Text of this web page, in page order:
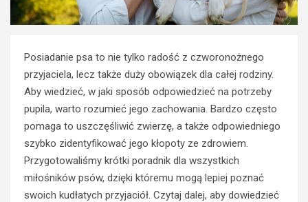
Posiadanie psa to nie tylko radość z czworonożnego
przyjaciela, lecz także duży obowiązek dla całej rodziny.
Aby wiedzieć, w jaki sposób odpowiedzieć na potrzeby
pupila, warto rozumieć jego zachowania. Bardzo często
pomaga to uszczęśliwić zwierzę, a także odpowiedniego
szybko zidentyfikować jego kłopoty ze zdrowiem.
Przygotowaliśmy krótki poradnik dla wszystkich
miłośników psów, dzięki któremu mogą lepiej poznać
swoich kudłatych przyjaciół. Czytaj dalej, aby dowiedzieć